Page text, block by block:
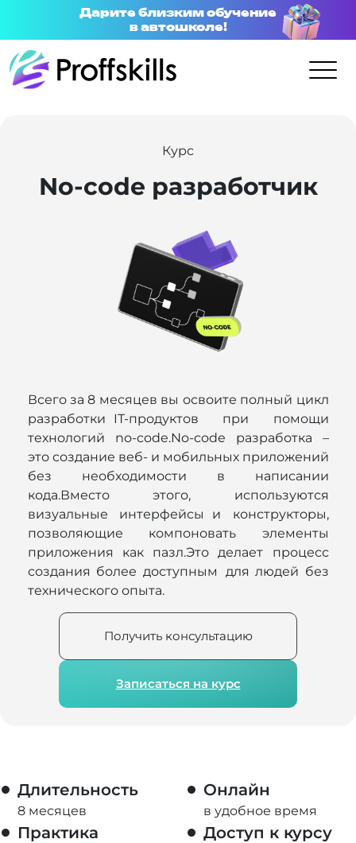
Дарите близким обучение
в автошколе!
Курс
No-code разработчик
Всего за 8 месяцев вы освоите полный цикл
разработки IT-продуктов при помощи
технологий no-code.No-code разработка –
это создание веб- и мобильных приложений
без необходимости в написании
кода.Вместо этого, используются
визуальные интерфейсы и конструкторы,
позволяющие компоновать элементы
приложения как пазл.Это делает процесс
создания более доступным для людей без
технического опыта.
Записаться на курс
Получить консультацию
Длительность
8 месяцев
Онлайн
в удобное время
Практика Доступ к курсу